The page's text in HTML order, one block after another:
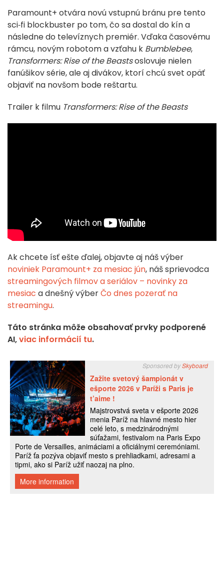
Paramount+ otvára novú vstupnú bránu pre tento
sci‑fi blockbuster po tom, čo sa dostal do kín a
následne do televíznych premiér. Vďaka časovému
rámcu, novým robotom a vzťahu k Bumblebee,
Transformers: Rise of the Beastsoslovuje nielen
fanúšikov série, ale aj divákov, ktorí chcú svet opäť
objaviť na novšom bode reštartu.
Trailer k filmu Transformers: Rise of the Beasts
Ak chcete ísť ešte ďalej, objavte aj náš výber
noviniek Paramount+ za mesiac jún, náš sprievodca
streamingových filmov a seriálov – novinky za
mesiac a dnešný výberČo dnes pozerať na
streamingu.
Táto stránka môže obsahovať prvky podporené
AI,viac informácií tu.